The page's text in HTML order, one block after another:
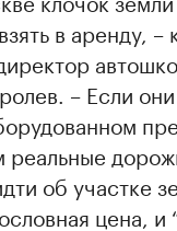
в аренду,
– Если
об участке
цена, и